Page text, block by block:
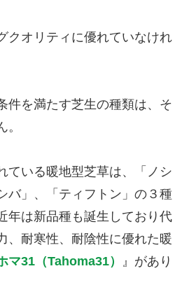
クオリティに優れていなけれ
件を満たす芝生の種類は、そ
ている暖地型芝草は、「ノシ
バ」、「ティフトン」の３種
年は新品種も誕生しており代
、耐寒性、耐陰性に優れた暖
マ31（Tahoma31）
』があり